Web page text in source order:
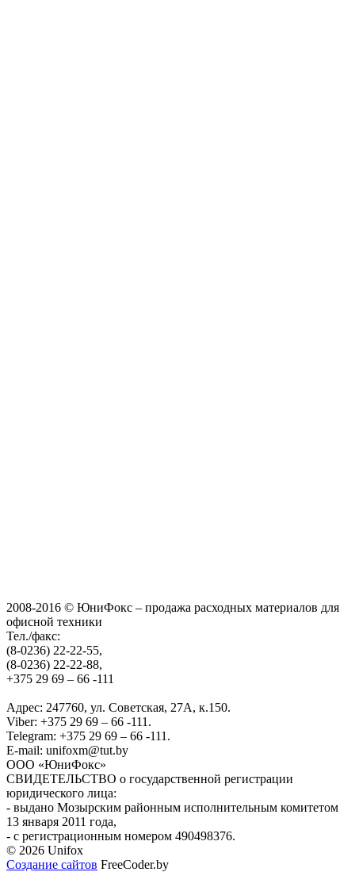
2008-2016 © ЮниФокс – продажа расходных материалов для
офисной техники
Тел./факс:
(8-0236) 22-22-55,
(8-0236) 22-22-88,
+375 29 69 – 66 -111
Адрес: 247760, ул. Советская, 27А, к.150.
Viber: +375 29 69 – 66 -111.
Telegram: +375 29 69 – 66 -111.
E-mail: unifoxm@tut.by
ООО «ЮниФокс»
СВИДЕТЕЛЬСТВО о государственной регистрации
юридического лица:
- выдано Мозырским районным исполнительным комитетом
13 января 2011 года,
- с регистрационным номером 490498376.
© 2026 Unifox
Создание сайтов FreeCoder.by